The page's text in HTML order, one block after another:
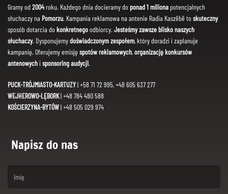
Gramy od 2004roku. Każdego dnia docieramy do ponad 1 miliona potencjalnych
słuchaczy na Pomorzu. Kampania reklamowa na antenie Radia Kaszëbë toskuteczny
sposób dotarcia dokonkretnegoodbiorcy. Jesteśmy zawsze blisko naszych
słuchaczy. Dysponujemydoświadczonym zespołem, który doradzi i zaplanuje
kampanię. Oferujemy emisję spotów reklamowych,organizację konkursów
antenowychi sponsoring audycji.
PUCK-TRÓJMIASTO-KARTUZY| +58 71 72 995, +48 605 637 277
WEJHEROWO-LĘBORK| +48 784 480 588
KOŚCIERZYNA-BYTÓW| +48 505 029 974
Napisz do nas